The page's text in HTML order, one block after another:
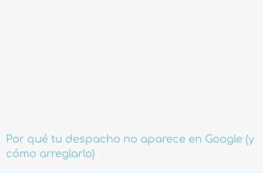
Por qué tu despacho no aparece en Google (y
cómo arreglarlo)